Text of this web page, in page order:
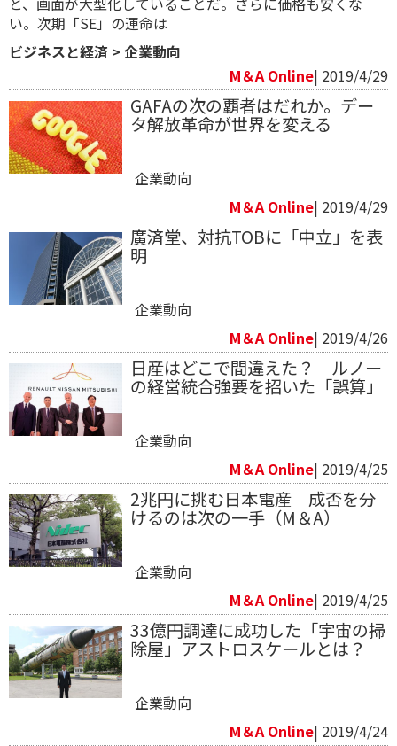
い。次期「SE」の運命は
ビジネスと経済 > 企業動向
M＆A Online| 2019/4/29
GAFAの次の覇者はだれか。デー
タ解放革命が世界を変える
企業動向
M＆A Online| 2019/4/29
廣済堂、対抗TOBに「中立」を表
明
企業動向
M＆A Online| 2019/4/26
日産はどこで間違えた？ ルノー
の経営統合強要を招いた「誤算」
企業動向
M＆A Online| 2019/4/25
2兆円に挑む日本電産 成否を分
けるのは次の一手（M＆A）
企業動向
M＆A Online| 2019/4/25
33億円調達に成功した「宇宙の掃
除屋」アストロスケールとは？
企業動向
M＆A Online| 2019/4/24